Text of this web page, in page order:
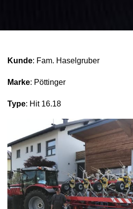
Kunde: Fam. Haselgruber
Marke: Pöttinger
Type: Hit 16.18